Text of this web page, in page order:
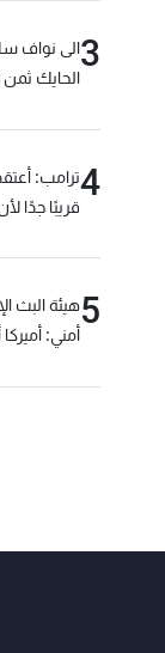
3الى نواف
الحايك
4ترامب:
قريبًا جدًا
5هيئة البث
أمني: